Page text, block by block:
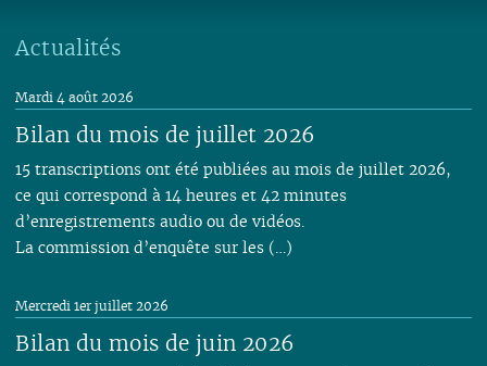
Actualités
Bilan du mois de juillet 2026
Mardi 4 août 2026
15 transcriptions ont été publiées au mois de juillet 2026,
ce qui correspond à 14 heures et 42 minutes
d’enregistrements audio ou de vidéos.
La commission d’enquête sur les (…)
Bilan du mois de juin 2026
Mercredi 1er juillet 2026